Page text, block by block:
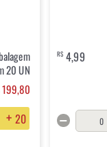
20 UN
199,80
+20
R$ 4,99